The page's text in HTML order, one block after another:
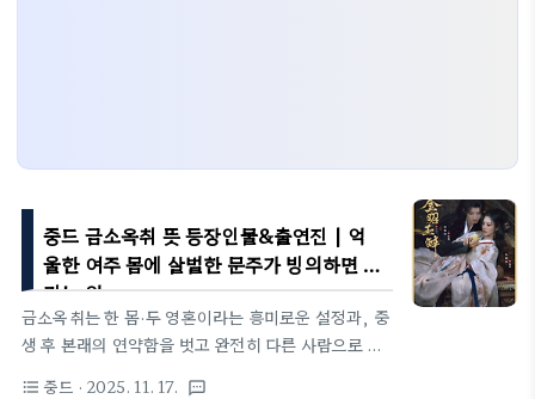
중드 금소옥취 뜻 등장인물&출연진 | 억
울한 여주 몸에 살벌한 문주가 빙의하면 생
기는 일
금소옥취는 한 몸·두 영혼이라는 흥미로운 설정과, 중
생 후 본래의 연약함을 벗고 완전히 다른 사람으로 깨
format_list_bulleted 중드 · 2025. 11. 17. textsms